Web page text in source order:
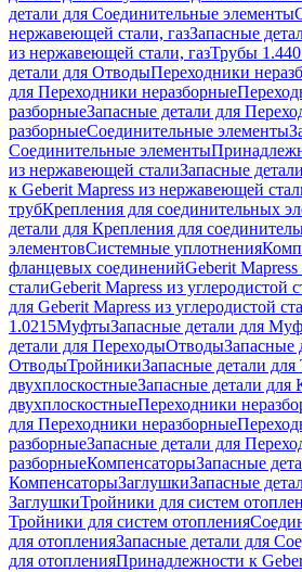
детали для Соединительные элементы
нержавеющей стали, газЗапасные
из нержавеющей стали, газТрубы
детали для ОтводыПереходники
для Переходники неразборные
разборныеЗапасные детали для
разборныеСоединительные элементы
Соединительные элементы
из нержавеющей сталиЗапасные
к Geberit Mapress из нержавеющей
трубКрепления для соединительных
детали для Крепления для
элементовСистемные уплотнения
фланцевых соединенийGeberit Mapress
сталиGeberit Mapress из углеродистой
для Geberit Mapress из углеродистой
1.0215МуфтыЗапасные детали для
детали для ПереходыОтводыЗапасные
ОтводыТройникиЗапасные детали
двухплоскостныеЗапасные детали для
двухплоскостныеПереходники
для Переходники неразборные
разборныеЗапасные детали для
разборныеКомпенсаторыЗапасные
КомпенсаторыЗаглушкиЗапасные
ЗаглушкиТройники для систем
Тройники для систем отопления
для отопленияЗапасные детали для
для отопленияПринадлежности к